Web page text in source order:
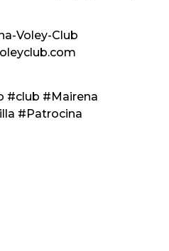
Voley-Club
#club #Mairena
#Patrocina